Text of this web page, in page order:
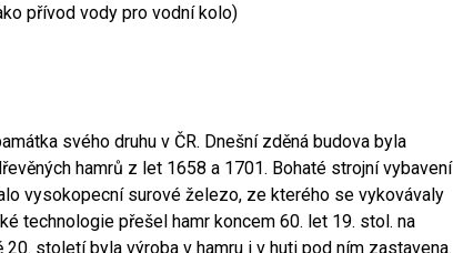
přívod vody pro vodní kolo)
svého druhu v ČR. Dnešní zděná budova byla
hamrů z let 1658 a 1701. Bohaté strojní vybavení
vysokopecní surové železo, ze kterého se vykovávaly
technologie přešel hamr koncem 60. let 19. stol. na
století byla výroba v hamru i v huti pod ním zastavena.